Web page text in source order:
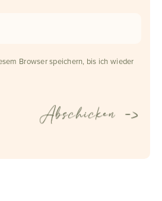
Browser speichern, bis ich wieder